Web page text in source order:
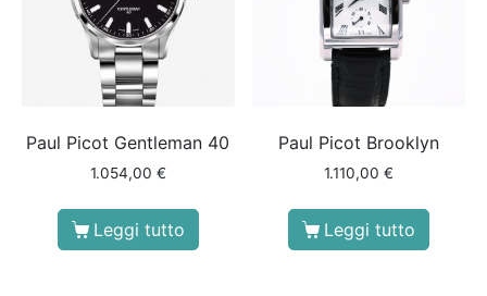
Paul Picot Gentleman 40
1.054,00 €
Leggi tutto
Paul Picot Brooklyn
1.110,00€
Leggi tutto